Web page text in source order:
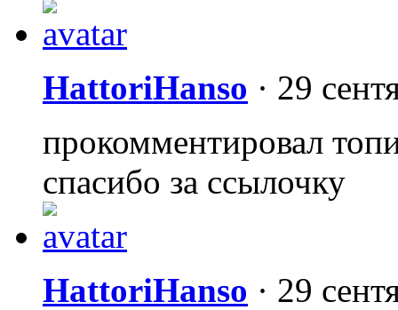
HattoriHanso · 29
прокомментировал
спасибо за ссылочку
HattoriHanso · 29